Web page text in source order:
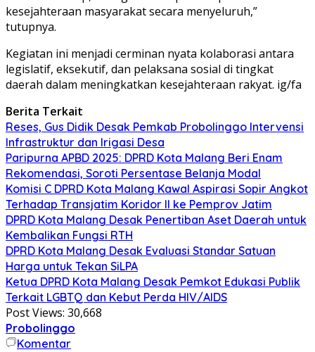
kesejahteraan masyarakat secara menyeluruh,”
tutupnya.
Kegiatan ini menjadi cerminan nyata kolaborasi antara
legislatif, eksekutif, dan pelaksana sosial di tingkat
daerah dalam meningkatkan kesejahteraan rakyat. ig/fa
Berita Terkait
Reses, Gus Didik Desak Pemkab Probolinggo Intervensi
Infrastruktur dan Irigasi Desa
Paripurna APBD 2025: DPRD Kota Malang Beri Enam
Rekomendasi, Soroti Persentase Belanja Modal
Komisi C DPRD Kota Malang Kawal Aspirasi Sopir Angkot
Terhadap Transjatim Koridor II ke Pemprov Jatim
DPRD Kota Malang Desak Penertiban Aset Daerah untuk
Kembalikan Fungsi RTH
DPRD Kota Malang Desak Evaluasi Standar Satuan
Harga untuk Tekan SiLPA
Ketua DPRD Kota Malang Desak Pemkot Edukasi Publik
Terkait LGBTQ dan Kebut Perda HIV/AIDS
Post Views: 30,668
Probolinggo
Komentar